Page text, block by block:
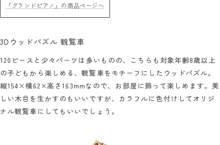
「グランドピアノ」の商品ページへ
3Dウッドパズル 観覧車
120ピースと少々パーツは多いものの、こちらも対象年齢8歳以上
の子どもから楽しめる、観覧車をモチーフにしたウッドパズル。
縦154×横62×高さ163mmなので、お部屋に飾って楽しめます。美
しい木目を生かすのもいいですが、カラフルに色付けしてオリジ
ナル観覧車にしてもいいでしょう。